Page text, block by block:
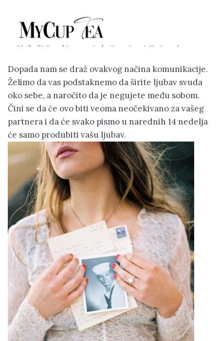
Dopada nam se draž ovakvog načina komunikacije.
Želimo da vas podstaknemo da širite ljubav svuda
oko sebe, a naročito da je negujete među sobom.
Čini se da će ovo biti veoma neočekivano za vašeg
partnera i da će svako pismo u narednih 14 nedelja
će samo produbiti vašu ljubav.